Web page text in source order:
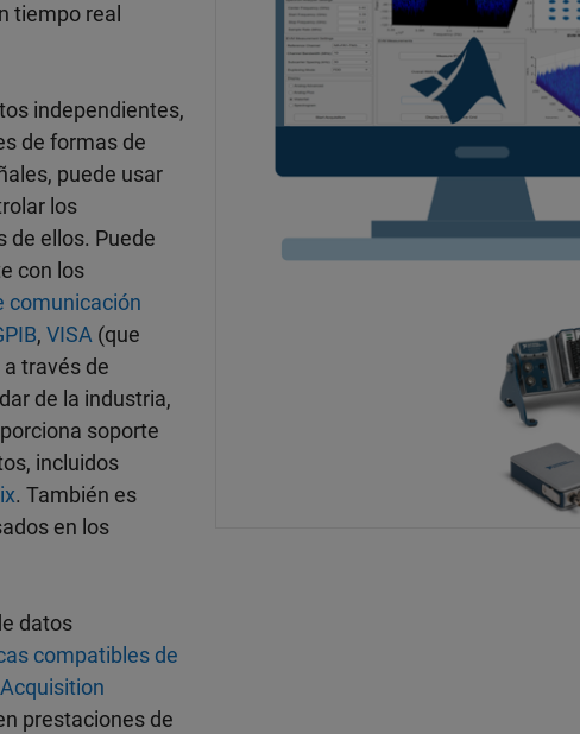
tiempo real
independientes,
de formas de
puede usar
los
de ellos. Puede
con los
comunicación
, VISA (que
través de
de la industria,
soporte
incluidos
. También es
en los
datos
compatibles de
prestaciones de